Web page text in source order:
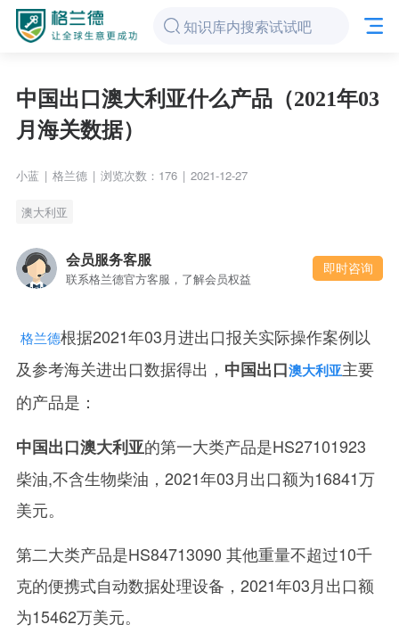
中国出口澳大利亚什么产品（2021年03
月海关数据）
小蓝 | 格兰德 | 浏览次数：176 | 2021-12-27
澳大利亚
会员服务客服
联系格兰德官方客服，了解会员权益
即时咨询
格兰德根据2021年03月进出口报关实际操作案例以
及参考海关进出口数据得出， 中国出口澳大利亚主要
的产品是：
中国出口澳大利亚的第一大类产品是HS27101923
柴油,不含生物柴油，2021年03月出口额为16841万
美元。
第二大类产品是HS84713090 其他重量不超过10千
克的便携式自动数据处理设备，2021年03月出口额
为15462万美元。